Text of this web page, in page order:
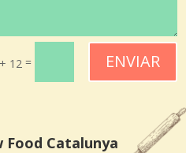
12 = ENVIAR
Food Catalunya